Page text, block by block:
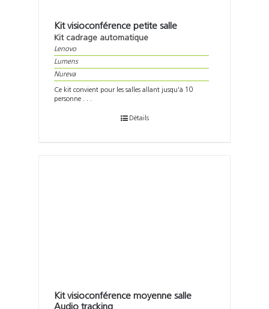
Kit visioconférence petite salle
Kit cadrage automatique
Lenovo
Lumens
Nureva
Ce kit convient pour les salles allant jusqu'à 10
personne . . .
Détails
Kit visioconférence moyenne salle
Audio tracking